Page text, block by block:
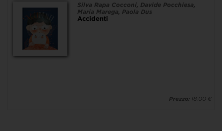
Silva Rapa Cocconi, Davide Pocchiesa,
Maria Marega, Paola Dus
Accidenti
Prezzo: 18.00 €